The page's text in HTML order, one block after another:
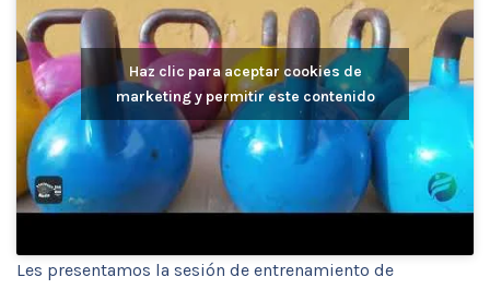
Haz clic para aceptar cookies de
marketing y permitir este contenido
Les presentamos la sesión de entrenamiento de